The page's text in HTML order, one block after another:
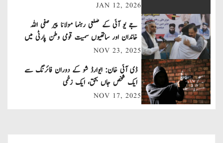
a
v
i
g
a
JAN 12, 2026
جے یو آئی کے ضلعی رہنما مولانا پیر صفی اللہ
خاندان اور ساتھیوں سمیت قومی وطن پارٹی میں
شامل
NOV 23, 2025
ڈی آئی خان: ایوارڈ شو کے دوران فائرنگ سے
ایک شخص جاں بحق، ایک زخمی
NOV 17, 2025